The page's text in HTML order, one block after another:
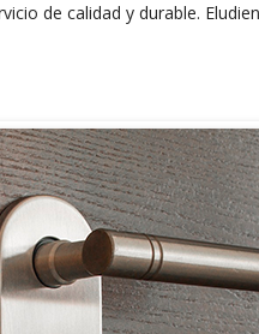
de calidad y durable.